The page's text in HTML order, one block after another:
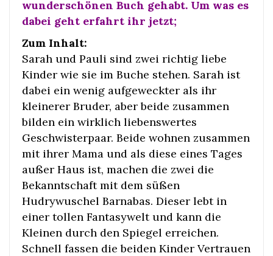
wunderschönen Buch gehabt. Um was es
dabei geht erfahrt ihr jetzt;
Zum Inhalt:
Sarah und Pauli sind zwei richtig liebe
Kinder wie sie im Buche stehen. Sarah ist
dabei ein wenig aufgeweckter als ihr
kleinerer Bruder, aber beide zusammen
bilden ein wirklich liebenswertes
Geschwisterpaar. Beide wohnen zusammen
mit ihrer Mama und als diese eines Tages
außer Haus ist, machen die zwei die
Bekanntschaft mit dem süßen
Hudrywuschel Barnabas. Dieser lebt in
einer tollen Fantasywelt und kann die
Kleinen durch den Spiegel erreichen.
Schnell fassen die beiden Kinder Vertrauen